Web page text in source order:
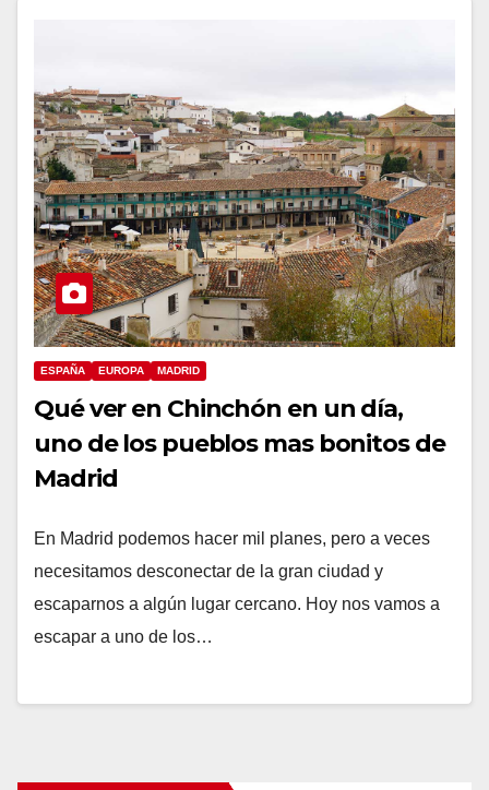
ESPAÑA EUROPA MADRID
Qué ver en Chinchón en un día,
uno de los pueblos mas bonitos de
Madrid
En Madrid podemos hacer mil planes, pero a veces
necesitamos desconectar de la gran ciudad y
escaparnos a algún lugar cercano. Hoy nos vamos a
escapar a uno de los…